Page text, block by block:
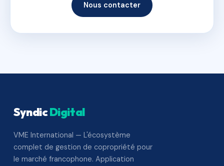
Nous contacter
SyndicDigital
VME International — L'écosystème
complet de gestion de copropriété pour
le marché francophone. Application